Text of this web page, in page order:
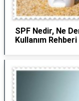
SPF Nedir, Ne
Kullanım Rehberi